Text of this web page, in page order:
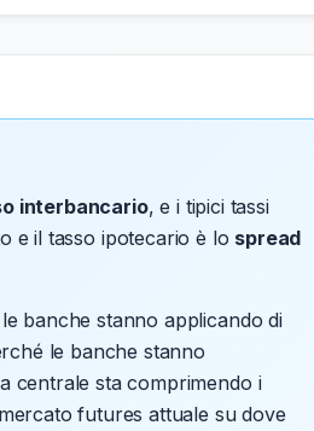
interbancario, e i tipici tassi
e il tasso ipotecario è lo spread
banche stanno applicando di
le banche stanno
centrale sta comprimendo i
futures attuale su dove